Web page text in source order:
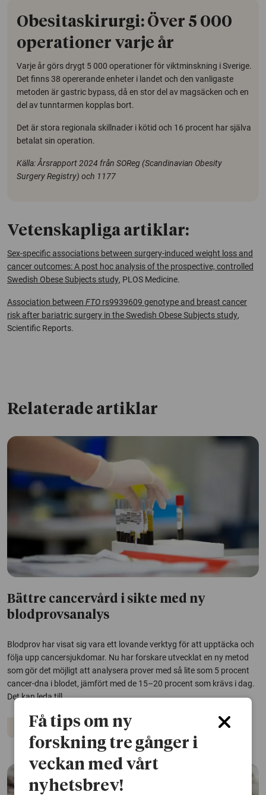
Obesitaskirurgi: Över 5 000
operationer varje år
Varje år görs drygt 5 000 operationer för viktminskning i Sverige.
Det finns 38 opererande enheter i landet och den vanligaste
metoden är gastric bypass, då en stor del av magsäcken och en
del av tunntarmen kopplas bort.
Det är stora regionala skillnader i kötid och 16 procent har själva
betalat sin operation.
Källa: Årsrapport 2024 från SOReg (Scandinavian Obesity
Surgery Registry) och 1177
Vetenskapliga artiklar:
Sex-specific associations between surgery-induced weight loss and
cancer outcomes: A post hoc analysis of the prospective, controlled
Swedish Obese Subjects study, PLOS Medicine.
Association between FTO rs9939609 genotype and breast cancer
risk after bariatric surgery in the Swedish Obese Subjects study,
Scientific Reports.
Relaterade artiklar
Bättre cancervård i sikte med ny
blodprovsanalys
Blodprov har visat sig vara ett lovande verktyg för att upptäcka och
följa upp cancersjukdomar. Nu har forskare utvecklat en ny metod
som gör det möjligt att analysera prover med så lite som 5 procent
cancer-dna i blodet, jämfört med de 15–20 procent som krävs i dag.
Det kan leda till...
CancerFå tips om ny
forskning tre gånger i
veckan med vårt
nyhetsbrev!